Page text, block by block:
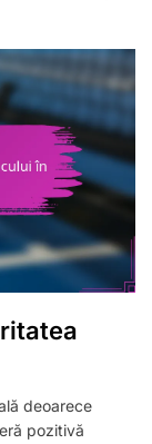
deoarece
pozitivă